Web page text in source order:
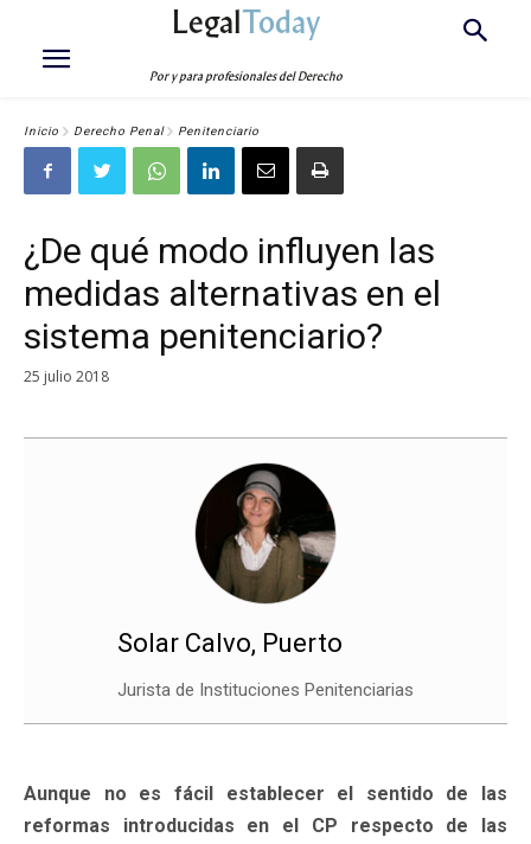
LegalToday
Por y para profesionales del Derecho
Inicio Derecho Penal Penitenciario
¿De qué modo influyen las
medidas alternativas en el
sistema penitenciario?
25 julio 2018
Solar Calvo, Puerto
Jurista de Instituciones Penitenciarias
Aunque no es fácil establecer el sentido de las
reformas introducidas en el CP respecto de las